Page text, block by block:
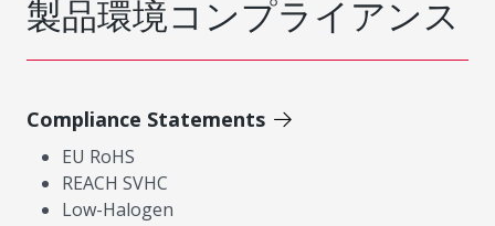
製品環境コンプライアンス
Compliance Statements
EU RoHS
REACH SVHC
Low-Halogen